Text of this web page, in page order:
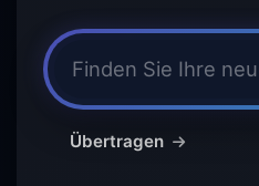
Übertragen